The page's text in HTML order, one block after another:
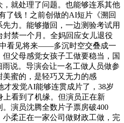
，就处理了问题。也能够连系其他
了钱！之前创做的AI短片《溯回
力。能够撤回，一边测验考试用
禁一个月。全妈回应女儿退役
看见将来——多沉时空交叠成一
父母感觉女孩子工做要稳当，国
雨说。导演会让一名工做人员做参
蜜的，是轻巧又无力的感
才发觉AI能够连贯成片了，38岁
看到了机缘。但演员正在新
演员沈腾全数片子票房破400
柔正在一家公司做财政工做，完